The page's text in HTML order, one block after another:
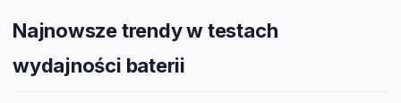
Najnowsze trendy w testach
wydajności baterii